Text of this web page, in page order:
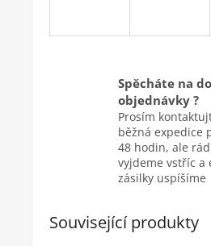
Spěcháte na
objednávky ?
Prosím
běžná expedice
48 hodin, ale
vyjdeme vstříc a
zásilky uspíšíme
Související produkty